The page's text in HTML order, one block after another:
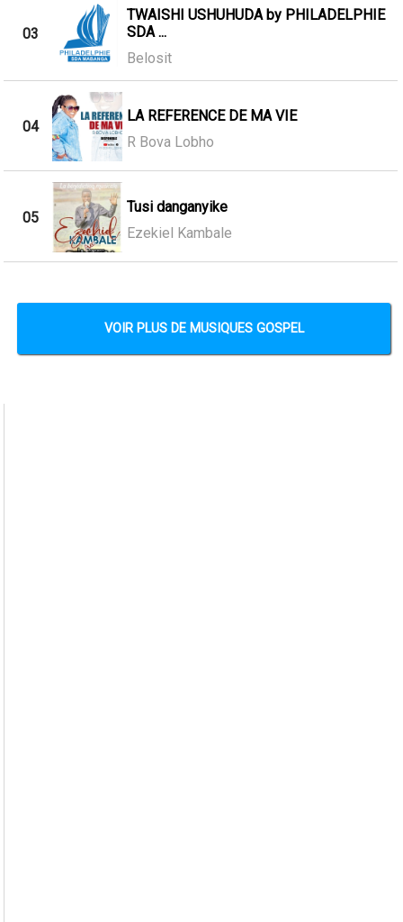
03
TWAISHI USHUHUDA by PHILADELPHIE
SDA ...
Belosit
04
LA REFERENCE DE MA VIE
R Bova Lobho
05
Tusi danganyike
Ezekiel Kambale
VOIR PLUS DE MUSIQUES GOSPEL